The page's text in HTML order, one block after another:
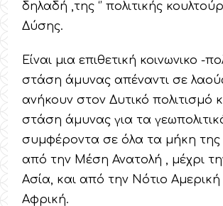
δηλαδή ,της ‘’ πολιτικής
Δύσης.
Είναι μια επιθετική κοινωνικο -
στάση άμυνας απέναντι σε
ανήκουν στον Δυτικό πολιτισμό
στάση άμυνας για τα
συμφέροντα σε όλα τα μήκη της
από την Μέση Ανατολή , μέχρι
Ασία, και από την Νότιο Αμερική
Αφρική.